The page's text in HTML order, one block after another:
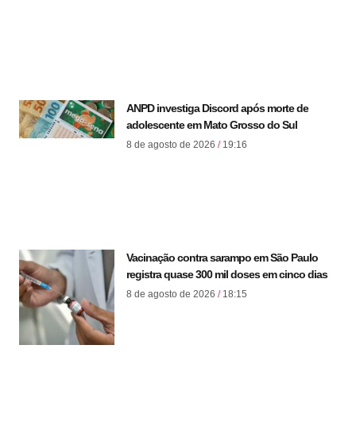
ANPD investiga Discord após morte de
adolescente em Mato Grosso do Sul
8 de agosto de 2026 19:16
Vacinação contra sarampo em São Paulo
registra quase 300 mil doses em cinco dias
8 de agosto de 2026 18:15